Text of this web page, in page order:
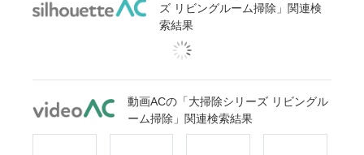
ズ リビングルーム掃除」関連検
索結果
動画ACの「大掃除シリーズ リビングル
ーム掃除」関連検索結果